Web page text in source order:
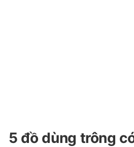
5 đồ dùng trông